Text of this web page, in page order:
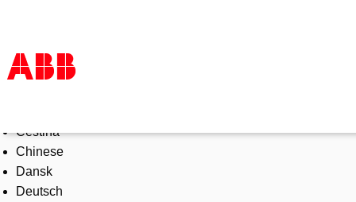
Products & Solutions
Industries
Services
About us
Čeština
Chinese
Dansk
Deutsch